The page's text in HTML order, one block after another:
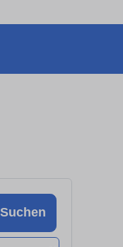
Suchen